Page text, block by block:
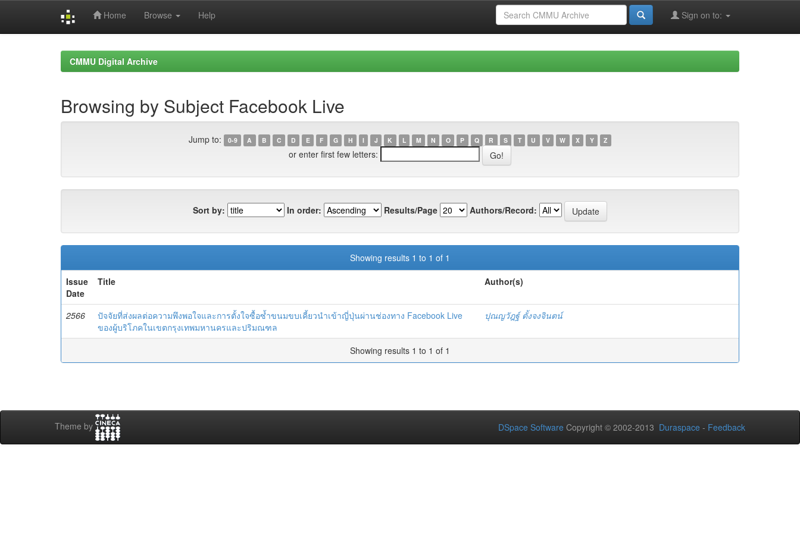
Home Browse Help Sign on to:
CMMU Digital Archive
Browsing by Subject Facebook Live
Jump to: 0-9 A B C D E F G H I J K L M N O P Q R S T U V W X Y Z
or enter first few letters:
Sort by: In order: Results/Page Authors/Record:
Showing results 1 to 1 of 1
Issue
Date
Title Author(s)
2566
ปัจจัยที่ส่งผลต่อความพึงพอใจและการตั้งใจซื้อซํ้าขนมขบเคี้ยวนำเข้าญี่ปุ่นผ่านช่องทาง Facebook Live
ของผู้บริโภคในเขตกรุงเทพมหานครและปริมณฑล
ปุณญวัฎฐ์ ตั้งจงจินตน์
Showing results 1 to 1 of 1
Theme by DSpace Software Copyright © 2002-2013 Duraspace - Feedback